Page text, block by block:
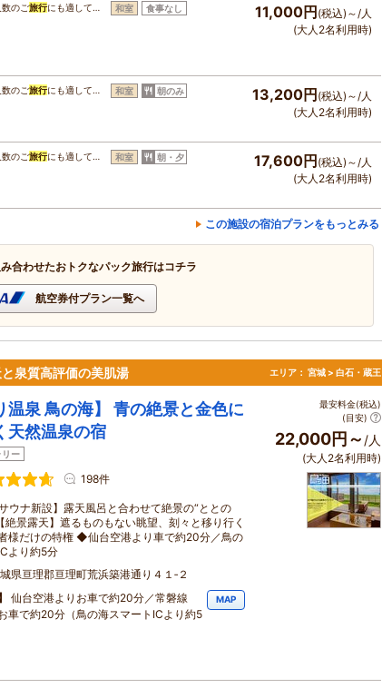
のご旅行にも適して… 和室 食事なし 11,000円(税込)～/人
(大人2名利用時)
のご旅行にも適して… 和室 朝のみ 13,200円(税込)～/人
(大人2名利用時)
のご旅行にも適して… 和室 朝・夕 17,600円(税込)～/人
(大人2名利用時)
この施設の宿泊プランをもっとみる
合わせたおトクなパック旅行はコチラ
航空券付プラン一覧へ
泉質高評価の美肌湯 エリア： 宮城 > 白石・蔵王
温泉 鳥の海】 青の絶景と金色に
天然温泉の宿
リー
198件
ウナ新設】露天風呂と合わせて絶景の“ととの
景露天】遮るものもない眺望、刻々と移り行く
様だけの特権 ◆仙台空港より車で約20分／鳥の
より約5分
県亘理郡亘理町荒浜築港通り４１‐２
仙台空港よりお車で約20分／常磐線
車で約20分（鳥の海スマートICより約5
MAP
最安料金(税込)
(目安)
22,000円～/人
(大人2名利用時)